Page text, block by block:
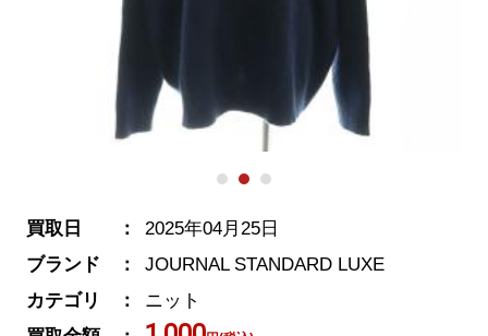
買取日
2025年04月25日
ブランド
JOURNAL STANDARD LUXE
カテゴリ
ニット